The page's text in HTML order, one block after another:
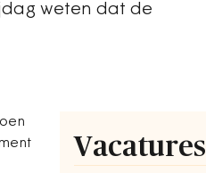
weten dat de
Vacatures